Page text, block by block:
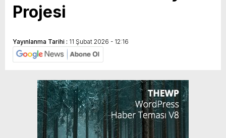
Projesi
Yayınlanma Tarihi : 11 Şubat 2026 - 12:16